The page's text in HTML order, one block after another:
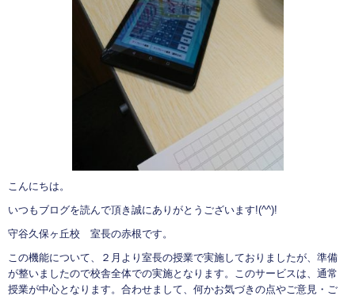
こんにちは。
いつもブログを読んで頂き誠にありがとうございます!(^^)!
守谷久保ヶ丘校 室長の赤根です。
この機能について、２月より室長の授業で実施しておりましたが、準備
が整いましたので校舎全体での実施となります。このサービスは、通常
授業が中心となります。合わせまして、何かお気づきの点やご意見・ご